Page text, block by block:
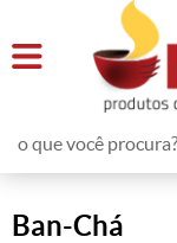
Ban-Chá